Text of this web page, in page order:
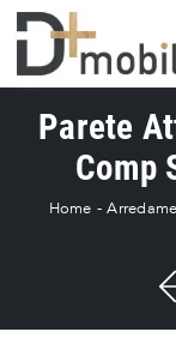
Parete
Comp
Home -